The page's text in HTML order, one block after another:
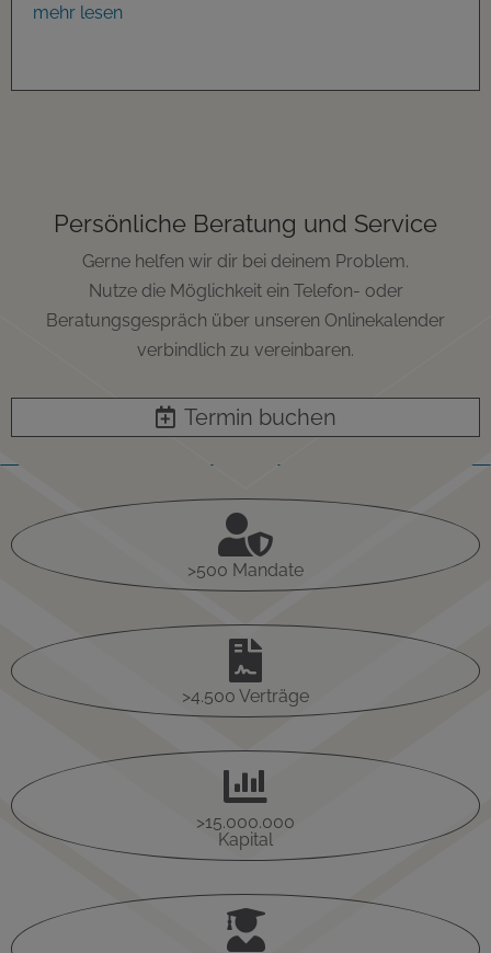
mehr lesen
Persönliche Beratung und Service
Gerne helfen wir dir bei deinem Problem.
Nutze die Möglichkeit ein Telefon- oder
Beratungsgespräch über unseren Onlinekalender
verbindlich zu vereinbaren.
Termin buchen

>500 Mandate

>4.500 Verträge

>15.000.000
Kapital
